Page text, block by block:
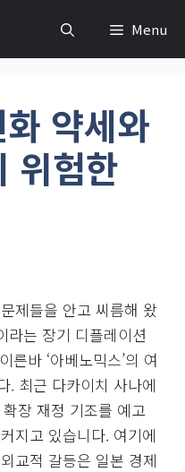
Menu
약세와
위험한
제들을 안고 씨름해 왔
라는 장기 디플레이션
바 ‘아베노믹스’의 여
. 최근 다카이치 사나에
확장 재정 기조를 예고
지고 있습니다. 여기에
교적 갈등은 일본 경제